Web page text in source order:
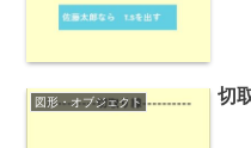
図形・オブジェクト 切